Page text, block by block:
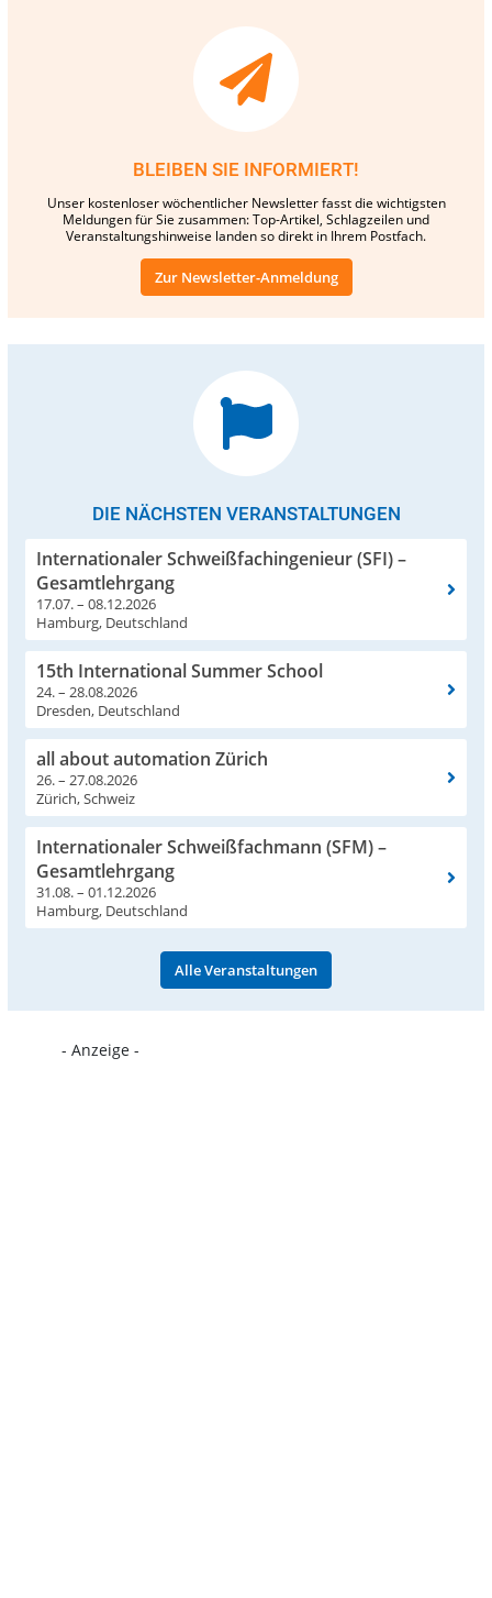
BLEIBEN SIE INFORMIERT!
Unser kostenloser wöchentlicher Newsletter fasst die wichtigsten
Meldungen für Sie zusammen: Top-Artikel, Schlagzeilen und
Veranstaltungshinweise landen so direkt in Ihrem Postfach.
Zur Newsletter-Anmeldung
DIE NÄCHSTEN VERANSTALTUNGEN
Internationaler Schweißfachingenieur (SFI) –
Gesamtlehrgang
17.07. – 08.12.2026
Hamburg, Deutschland
15th International Summer School
24. – 28.08.2026
Dresden, Deutschland
all about automation Zürich
26. – 27.08.2026
Zürich, Schweiz
Internationaler Schweißfachmann (SFM) –
Gesamtlehrgang
31.08. – 01.12.2026
Hamburg, Deutschland
Alle Veranstaltungen
- Anzeige -